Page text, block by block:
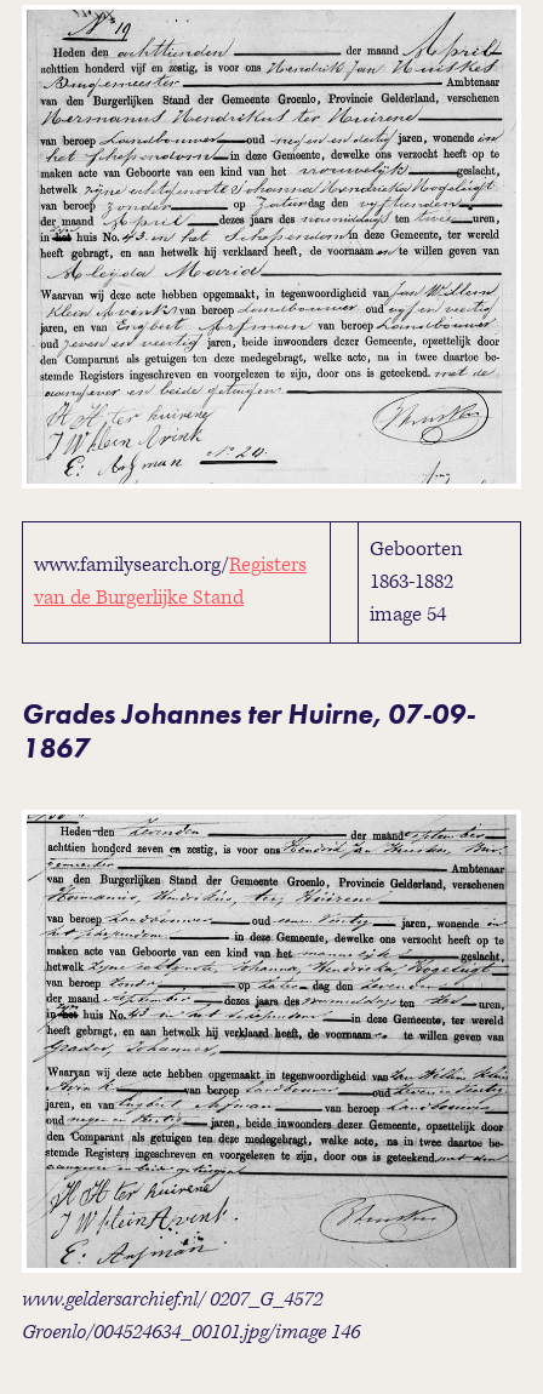
www.familysearch.org/Registers
van de Burgerlijke Stand
Geboorten
1863-1882
image 54
Grades Johannes ter Huirne, 07-09-
1867
www.geldersarchief.nl/ 0207_G_4572
Groenlo/004524634_00101.jpg/image 146